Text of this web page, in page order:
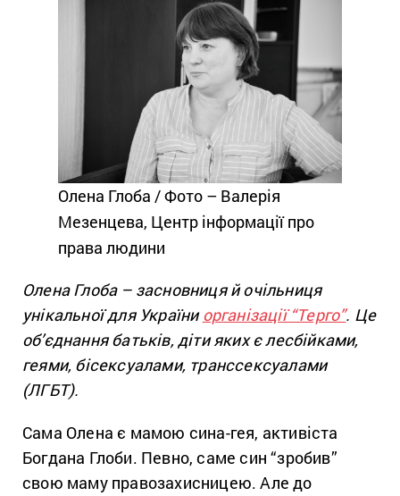
Олена Глоба / Фото – Валерія
Мезенцева, Центр інформації про
права людини
Олена Глоба – засновниця й очільниця
унікальної для Україниорганізації “Терго”. Це
об’єднання батьків, діти яких є лесбійками,
геями, бісексуалами, транссексуалами
(ЛГБТ).
Сама Олена є мамою сина-гея, активіста
Богдана Глоби. Певно, саме син “зробив”
свою маму правозахисницею. Але до